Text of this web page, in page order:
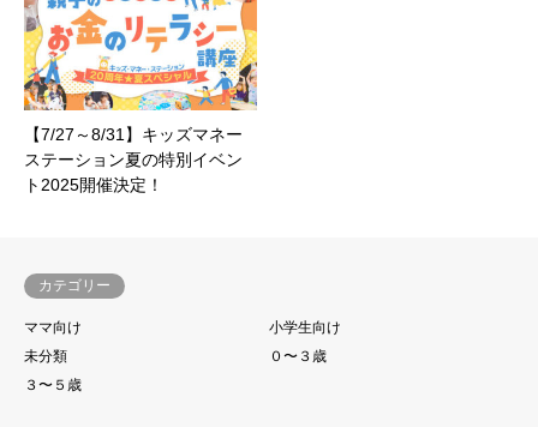
【7/27～8/31】キッズマネー
ステーション夏の特別イベン
ト2025開催決定！
カテゴリー
ママ向け
小学生向け
未分類
０〜３歳
３〜５歳